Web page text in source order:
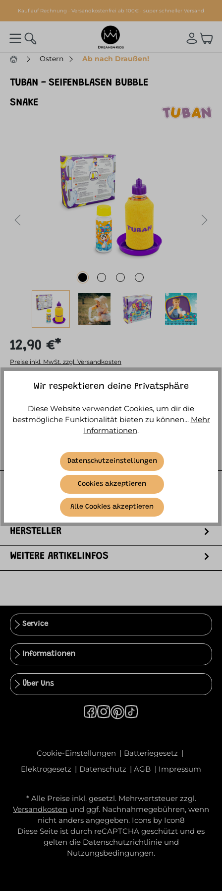
springen
Kauf auf Rechnung · Versandkostenfrei ab 100€ · super schneller Versand
Ostern Ab nach Draußen!
TUBAN - SEIFENBLASEN BUBBLE
SNAKE
Bildergalerie überspringen
12,90 €*
Preise inkl. MwSt. zzgl. Versandkosten
Sofort versandfertig, Lieferzeit ca. 1-3 Werktage
IN DEN WARENKORB
BESCHREIBUNG
Taucht einfach den Boden der Flasche in die
Flüssigkeit und pustet so lange Seifenblasenschlangen
heraus, wie ihr könnt! Das…
mehr
HERSTELLER
WEITERE ARTIKELINFOS
Service
Informationen
Über Uns
Cookie-Einstellungen
Batteriegesetz
Elektrogesetz
Datenschutz AGB Impressum
* Alle Preise inkl. gesetzl. Mehrwertsteuer zzgl.
Versandkosten und ggf. Nachnahmegebühren, wenn
nicht anders angegeben. Icons by Icon8
Diese Seite ist durch reCAPTCHA geschützt und es
gelten die Datenschutzrichtlinieund
Nutzungsbedingungen.
Wir respektieren deine Privatsphäre
Diese Website verwendet Cookies, um dir die
bestmögliche Funktionalität bieten zu können... Mehr
Informationen.
Datenschutzeinstellungen
Cookies akzeptieren
Alle Cookies akzeptieren